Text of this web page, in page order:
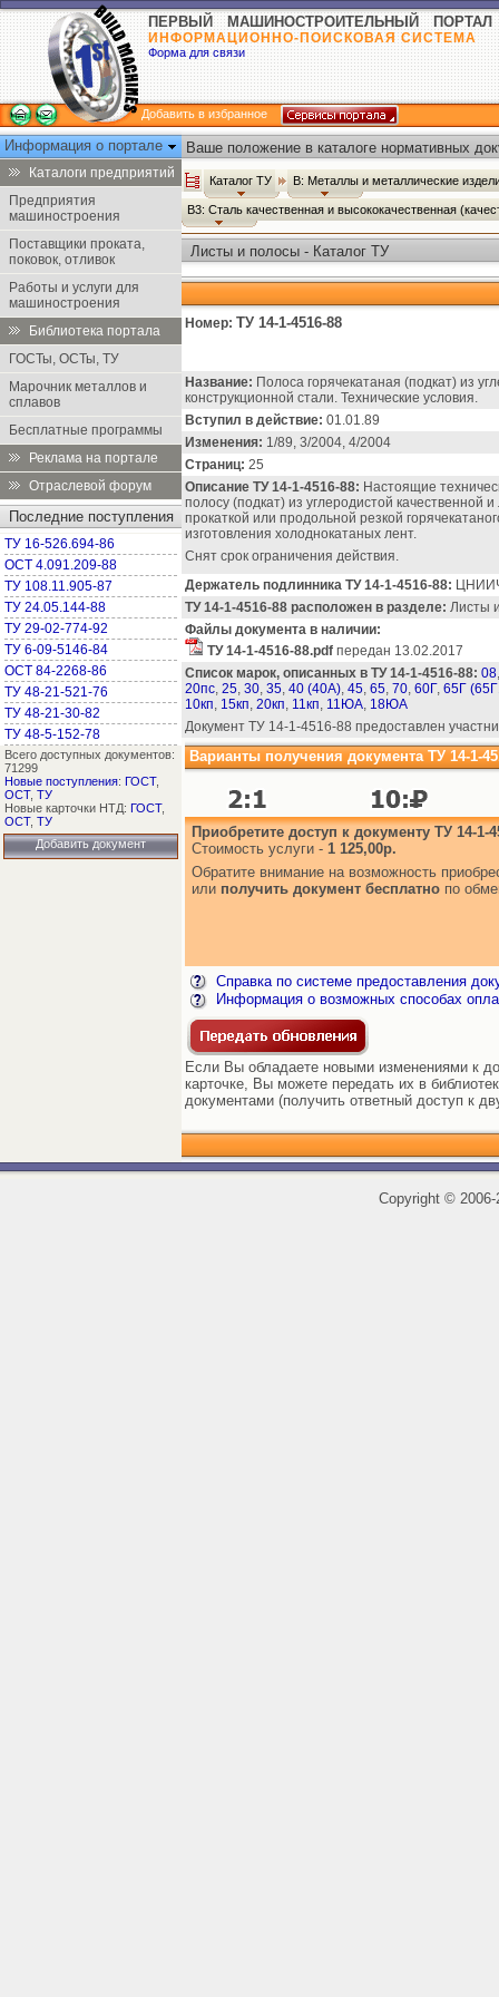
ПЕРВЫЙ МАШИНОСТРОИТЕЛЬНЫЙ ПОРТАЛ
ИНФОРМАЦИОННО-ПОИСКОВАЯ СИСТЕМА
Форма для связи
Добавить в избранное
Информация о портале
Каталоги предприятий
Предприятия
машиностроения
Поставщики проката,
поковок, отливок
Работы и услуги для
машиностроения
Библиотека портала
ГОСТы, ОСТы, ТУ
Марочник металлов и
сплавов
Бесплатные программы
Реклама на портале
Отраслевой форум
Последние поступления
ТУ 16-526.694-86
ОСТ 4.091.209-88
ТУ 108.11.905-87
ТУ 24.05.144-88
ТУ 29-02-774-92
ТУ 6-09-5146-84
ОСТ 84-2268-86
ТУ 48-21-521-76
ТУ 48-21-30-82
ТУ 48-5-152-78
Всего доступных документов:
71299
Новые поступления: ГОСТ,
ОСТ, ТУ
Новые карточки НТД: ГОСТ,
ОСТ, ТУ
Добавить документ
Ваше положение в каталоге нормативных
Каталог ТУ В: Металлы и металлические
В3: Сталь качественная и высококачественная
Листы и полосы - Каталог ТУ
Номер: ТУ 14-1-4516-88
Название: Полоса горячекатаная (подкат) из
конструкционной стали. Технические условия.
Вступил в действие: 01.01.89
Изменения: 1/89, 3/2004, 4/2004
Страниц: 25
Описание ТУ 14-1-4516-88: Настоящие
полосу (подкат) из углеродистой качественной
прокаткой или продольной резкой
изготовления холоднокатаных лент.
Снят срок ограничения действия.
Держатель подлинника ТУ 14-1-4516-88:
ТУ 14-1-4516-88 расположен в разделе: Листы
Файлы документа в наличии:
ТУ 14-1-4516-88.pdf передан 13.02.2017
Список марок, описанных в ТУ 14-1-4516-88: 08
20пс, 25, 30, 35, 40 (40А), 45, 65, 70, 60Г, 65Г
10кп, 15кп, 20кп, 11кп, 11ЮА, 18ЮА
Документ ТУ 14-1-4516-88 предоставлен
Варианты получения документа ТУ 14-1-
Приобретите доступ к документу ТУ 14-1-
Стоимость услуги - 1 125,00р.
Обратите внимание на возможность
или получить документ бесплатно по
Справка по системе предоставления
Информация о возможных способах
Если Вы обладаете новыми изменениями к
карточке, Вы можете передать их в
документами (получить ответный доступ к
Copyright ©